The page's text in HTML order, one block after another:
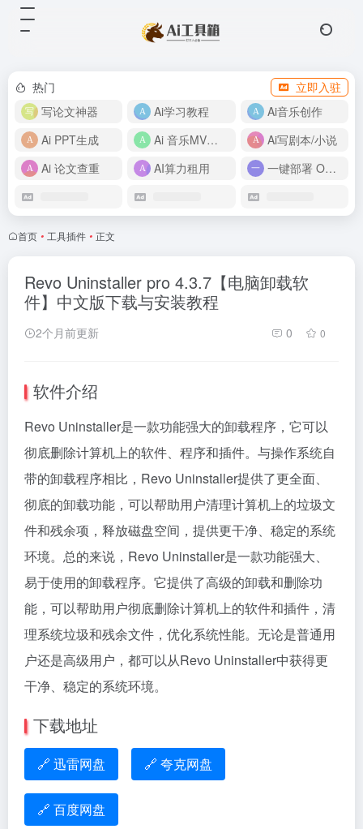
热门
立即入驻
写论文神器
Ai学习教程
Ai音乐创作
Ai PPT生成
Ai 音乐MV制作
Ai写剧本/小说
Ai 论文查重
AI算力租用 一键部署 OpenClaw
首页 • 工具插件 • 正文
Revo Uninstaller pro 4.3.7【电脑卸载软
件】中文版下载与安装教程
2个月前更新 0 0
软件介绍
Revo Uninstaller是一款功能强大的卸载程序，它可以
彻底删除计算机上的软件、程序和插件。与操作系统自
带的卸载程序相比，Revo Uninstaller提供了更全面、
彻底的卸载功能，可以帮助用户清理计算机上的垃圾文
件和残余项，释放磁盘空间，提供更干净、稳定的系统
环境。总的来说，Revo Uninstaller是一款功能强大、
易于使用的卸载程序。它提供了高级的卸载和删除功
能，可以帮助用户彻底删除计算机上的软件和插件，清
理系统垃圾和残余文件，优化系统性能。无论是普通用
户还是高级用户，都可以从Revo Uninstaller中获得更
干净、稳定的系统环境。
下载地址
🔗 迅雷网盘 🔗 夸克网盘
🔗 百度网盘